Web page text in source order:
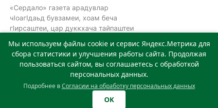
«Сердало» газета арадувлар
чIоагIдаьд бувзамеи, хоам беча
гIирсаштеи, цар дуккхача тайпаштеи
болхлоша (Роскомнадзор).
Реестровая запись СМИ: ЭЛ № ФС 77-
78323 от 15.05.2020 г. Учредитель:
Государственное автономное
учреждение «Издательский дом
Мы используем файлы cookie и сервис Яндекс.Метрика для
сбора статистики и улучшения работы сайта. Продолжая
пользоваться сайтом, вы соглашаетесь с обработкой
персональных данных.
Подробнее вСогласии на обработку персональных данных
OK